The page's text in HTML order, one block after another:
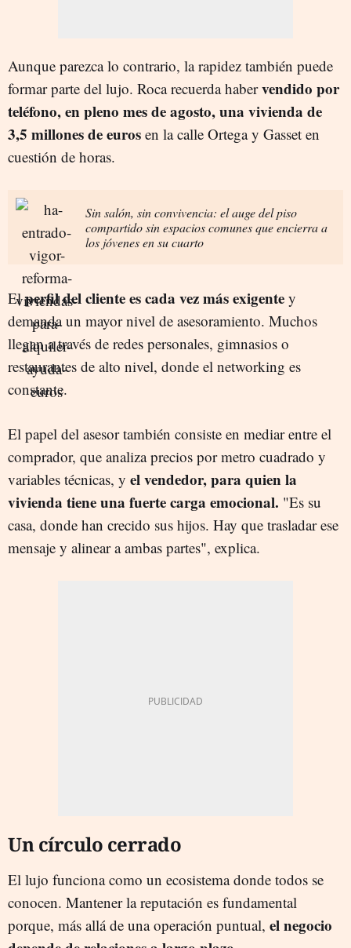
Aunque parezca lo contrario, la rapidez también puede
formar parte del lujo. Roca recuerda habervendido por
teléfono, en pleno mes de agosto, una vivienda de
3,5 millones de euros en la calle Ortega y Gasset en
cuestión de horas.
Sin salón, sin convivencia: el auge del piso
compartido sin espacios comunes que encierra a
los jóvenes en su cuarto
Elperfil del cliente es cada vez más exigente y
demanda un mayor nivel de asesoramiento. Muchos
llegan a través de redes personales, gimnasios o
restaurantes de alto nivel, donde el networking es
constante.
El papel del asesor también consiste en mediar entre el
comprador, que analiza precios por metro cuadrado y
variables técnicas, y el vendedor, para quien la
vivienda tiene una fuerte carga emocional. "Es su
casa, donde han crecido sus hijos. Hay que trasladar ese
mensaje y alinear a ambas partes", explica.
Un círculo cerrado
El lujo funciona como un ecosistema donde todos se
conocen. Mantener la reputación es fundamental
porque, más allá de una operación puntual, el negocio